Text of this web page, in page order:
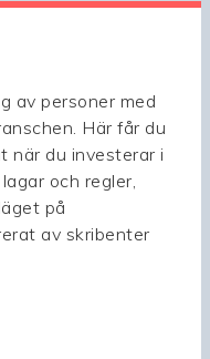
av personer med
Här får du
när du investerar i
och regler,
på
av skribenter